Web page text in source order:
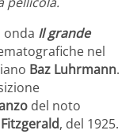
onda Il grande
nel
Baz Luhrmann.
del noto
, del 1925.